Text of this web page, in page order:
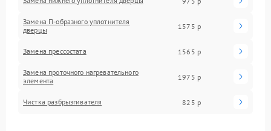
Замена П-образного уплотнителя
дверцы
1575 р
Замена прессостата 1565 р
Замена проточного нагревательного
элемента
1975 р
Чистка разбрызгивателя 825 р